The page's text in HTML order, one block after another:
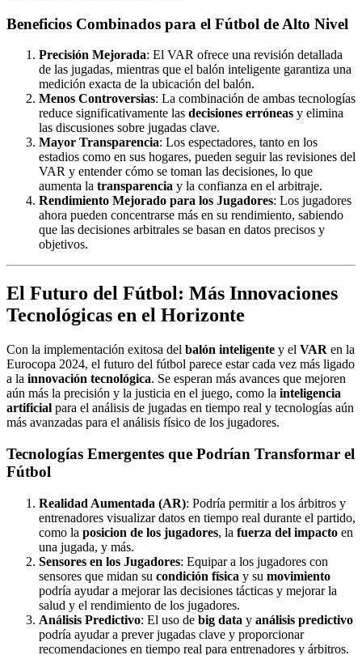
Beneficios Combinados para el Fútbol de Alto Nivel
Precisión Mejorada: El VAR ofrece una revisión detallada
de las jugadas, mientras que el balón inteligente garantiza una
medición exacta de la ubicación del balón.
Menos Controversias: La combinación de ambas tecnologías
reduce significativamente las decisiones erróneas y elimina
las discusiones sobre jugadas clave.
Mayor Transparencia: Los espectadores, tanto en los
estadios como en sus hogares, pueden seguir las revisiones del
VAR y entender cómo se toman las decisiones, lo que
aumenta la transparencia y la confianza en el arbitraje.
Rendimiento Mejorado para los Jugadores: Los jugadores
ahora pueden concentrarse más en su rendimiento, sabiendo
que las decisiones arbitrales se basan en datos precisos y
objetivos.
El Futuro del Fútbol: Más Innovaciones
Tecnológicas en el Horizonte
Con la implementación exitosa del balón inteligente y el VAR en la
Eurocopa 2024, el futuro del fútbol parece estar cada vez más ligado
a la innovación tecnológica. Se esperan más avances que mejoren
aún más la precisión y la justicia en el juego, como la inteligencia
artificial para el análisis de jugadas en tiempo real y tecnologías aún
más avanzadas para el análisis físico de los jugadores.
Tecnologías Emergentes que Podrían Transformar el
Fútbol
Realidad Aumentada (AR): Podría permitir a los árbitros y
entrenadores visualizar datos en tiempo real durante el partido,
como la posicion de los jugadores, la fuerza del impacto en
una jugada, y más.
Sensores en los Jugadores: Equipar a los jugadores con
sensores que midan su condición física y su movimiento
podría ayudar a mejorar las decisiones tácticas y mejorar la
salud y el rendimiento de los jugadores.
Análisis Predictivo: El uso de big data y análisis predictivo
podría ayudar a prever jugadas clave y proporcionar
recomendaciones en tiempo real para entrenadores y árbitros.